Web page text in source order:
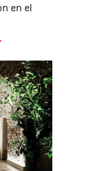
en el